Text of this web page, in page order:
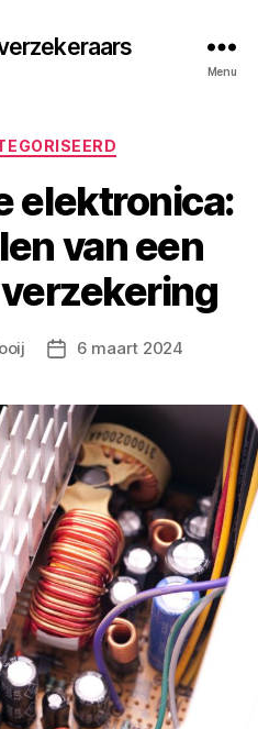
Menu
Categorieën
elektronica:
van een
Berichtdatum
6 maart 2024